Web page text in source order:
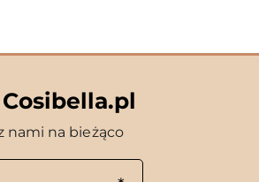
nami na bieżąco